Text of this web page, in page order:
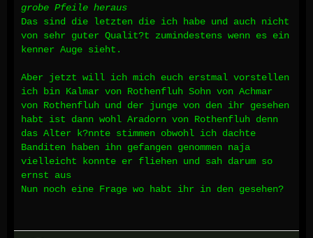
grobe Pfeile heraus
Das sind die letzten die ich habe und auch nicht
von sehr guter Qualit?t zumindestens wenn es ein
kenner Auge sieht.
Aber jetzt will ich mich euch erstmal vorstellen
ich bin Kalmar von Rothenfluh Sohn von Achmar
von Rothenfluh und der junge von den ihr gesehen
habt ist dann wohl Aradorn von Rothenfluh denn
das Alter k?nnte stimmen obwohl ich dachte
Banditen haben ihn gefangen genommen naja
vielleicht konnte er fliehen und sah darum so
ernst aus
Nun noch eine Frage wo habt ihr in den gesehen?